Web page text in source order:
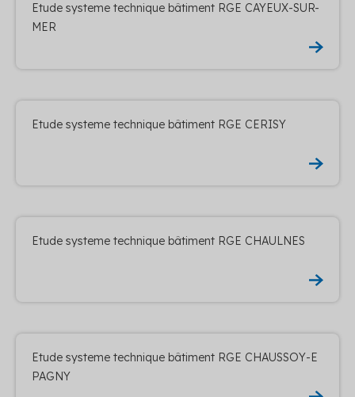
Etude systeme technique bâtiment RGE CAYEUX-SUR-
MER
Etude systeme technique bâtiment RGE CERISY
Etude systeme technique bâtiment RGE CHAULNES
Etude systeme technique bâtiment RGE CHAUSSOY-E
PAGNY